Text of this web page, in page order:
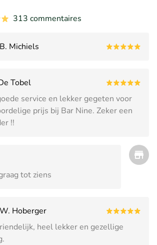
313 commentaires
Michiels
Tobel
service en lekker gegeten voor
prijs bij Bar Nine. Zeker een
!!
tot ziens
Hoberger
heel lekker en gezellige